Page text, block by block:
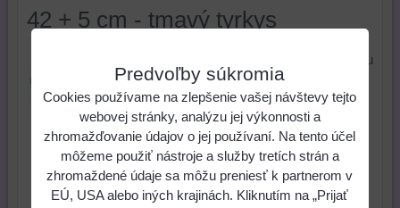
42 + 5 cm - tmavý tyrkys
Náhrdelník viacradový so stužkou
42 + 5 cm - tmavý tyrkys
Cena: 0,77 €
ks Do košíka
Predvoľby súkromia
Cookies používame na zlepšenie vašej návštevy tejto
webovej stránky, analýzu jej výkonnosti a
zhromažďovanie údajov o jej používaní. Na tento účel
môžeme použiť nástroje a služby tretích strán a
zhromaždené údaje sa môžu preniesť k partnerom v
EÚ, USA alebo iných krajinách. Kliknutím na „Prijať